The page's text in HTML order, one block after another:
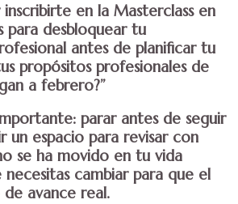
inscribirte en la Masterclass en
para desbloquear tu
antes de planificar tu
propósitos profesionales de
a febrero?”
parar antes de seguir
un espacio para revisar con
se ha movido en tu vida
cambiar para que el
avance real.